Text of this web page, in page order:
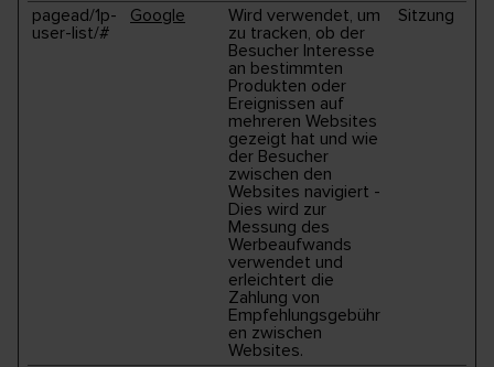
pagead/1p-
user-list/#
Google
Wird verwendet, um
zu tracken, ob der
Besucher Interesse
an bestimmten
Produkten oder
Ereignissen auf
mehreren Websites
gezeigt hat und wie
der Besucher
zwischen den
Websites navigiert -
Dies wird zur
Messung des
Werbeaufwands
verwendet und
erleichtert die
Zahlung von
Empfehlungsgebühr
en zwischen
Websites.
Sitzung